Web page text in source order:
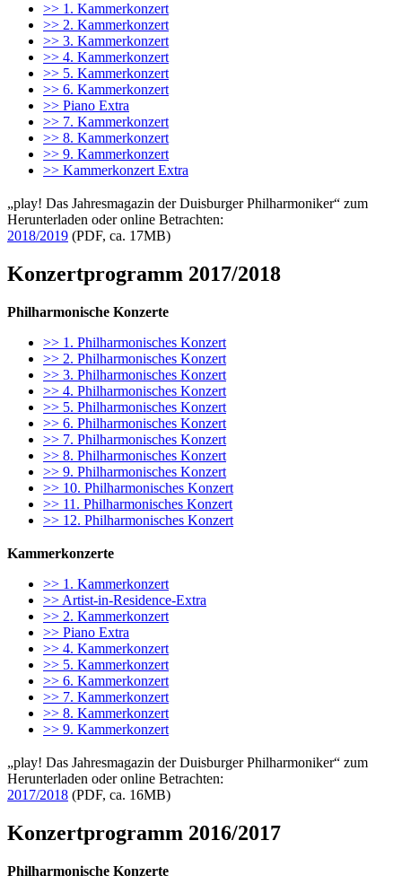
>> 1. Kammerkonzert
>> 2. Kammerkonzert
>> 3. Kammerkonzert
>> 4. Kammerkonzert
>> 5. Kammerkonzert
>> 6. Kammerkonzert
>> Piano Extra
>> 7. Kammerkonzert
>> 8. Kammerkonzert
>> 9. Kammerkonzert
>> Kammerkonzert Extra
„play! Das Jahresmagazin der Duisburger Philharmoniker“ zum
Herunterladen oder online Betrachten:
2018/2019 (PDF, ca. 17MB)
Konzertprogramm 2017/2018
Philharmonische Konzerte
>> 1. Philharmonisches Konzert
>> 2. Philharmonisches Konzert
>> 3. Philharmonisches Konzert
>> 4. Philharmonisches Konzert
>> 5. Philharmonisches Konzert
>> 6. Philharmonisches Konzert
>> 7. Philharmonisches Konzert
>> 8. Philharmonisches Konzert
>> 9. Philharmonisches Konzert
>> 10. Philharmonisches Konzert
>> 11. Philharmonisches Konzert
>> 12. Philharmonisches Konzert
Kammerkonzerte
>> 1. Kammerkonzert
>> Artist-in-Residence-Extra
>> 2. Kammerkonzert
>> Piano Extra
>> 4. Kammerkonzert
>> 5. Kammerkonzert
>> 6. Kammerkonzert
>> 7. Kammerkonzert
>> 8. Kammerkonzert
>> 9. Kammerkonzert
„play! Das Jahresmagazin der Duisburger Philharmoniker“ zum
Herunterladen oder online Betrachten:
2017/2018 (PDF, ca. 16MB)
Konzertprogramm 2016/2017
Philharmonische Konzerte